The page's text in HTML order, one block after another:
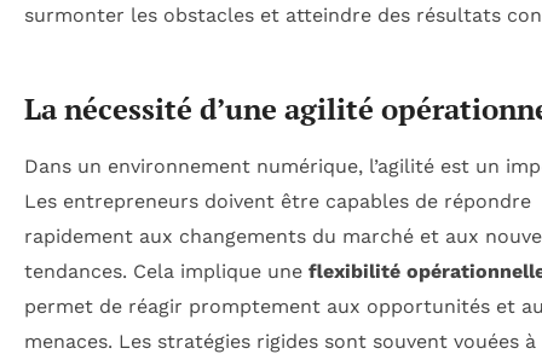
surmonter les obstacles et atteindre des résultats
La nécessité d’une agilité
Dans un environnement numérique, l’agilité est un
Les entrepreneurs doivent être capables de répondre
rapidement aux changements du marché et aux
tendances. Cela implique une flexibilité
permet de réagir promptement aux opportunités et
menaces. Les stratégies rigides sont souvent vouées à